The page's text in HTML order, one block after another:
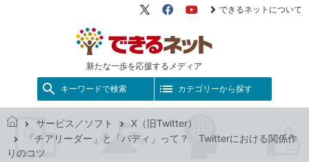
新たな一歩を応援するメディア
X（旧
FacebookYouTube
できるネットについて
キーワードで検索 カテゴリーから探す
き
サービス／ソフト
X（旧Twitter）
「チアリーダー」と「バディ」って？ Twitterにおける関係作
りのコツ